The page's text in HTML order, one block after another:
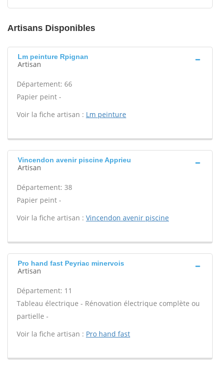
Artisans Disponibles
Lm peinture Rpignan
Artisan
Département: 66
Papier peint -
Voir la fiche artisan : Lm peinture
Vincendon avenir piscine Apprieu
Artisan
Département: 38
Papier peint -
Voir la fiche artisan : Vincendon avenir piscine
Pro hand fast Peyriac minervois
Artisan
Département: 11
Tableau électrique - Rénovation électrique complète ou
partielle -
Voir la fiche artisan : Pro hand fast